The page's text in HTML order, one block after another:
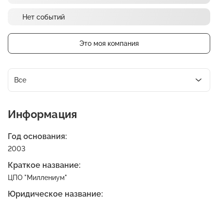
Нет событий
Это моя компания
Все
Информация
Год основания:
2003
Краткое название:
ЦПО "Миллениум"
Юридическое название: